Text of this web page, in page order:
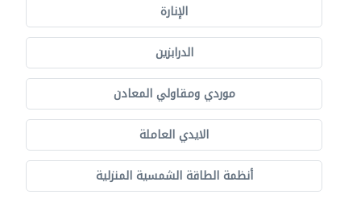
الإنارة
الدرابزين
موردي ومقاولي المعادن
الايدي العاملة
أنظمة الطاقة الشمسية المنزلية